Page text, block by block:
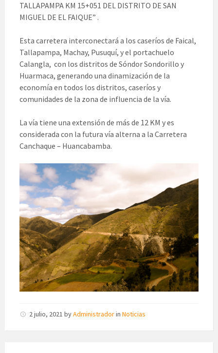
TALLAPAMPA KM 15+051 DEL DISTRITO DE SAN
MIGUEL DE EL FAIQUE” .
Esta carretera interconectará a los caseríos de Faical,
Tallapampa, Machay, Pusuquí, y el portachuelo
Calangla, con los distritos de Sóndor Sondorillo y
Huarmaca, generando una dinamización de la
economía en todos los distritos, caseríos y
comunidades de la zona de influencia de la vía.
La vía tiene una extensión de más de 12 KM y es
considerada con la futura vía alterna a la Carretera
Canchaque – Huancabamba.
2 julio, 2021 byAdministradorin Noticias